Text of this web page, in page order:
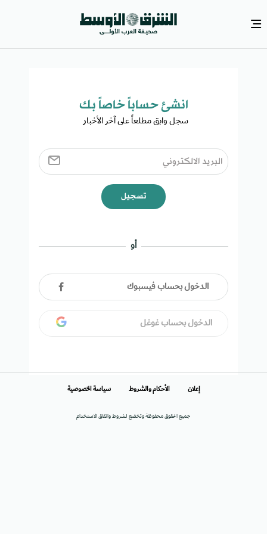
انشئ حساباً خاصاً بك​
سجل وابق مطلعاً على آخر الأخبار ​
تسجيل
أو
الدخول بحساب فيسبوك
الدخول بحساب غوغل
جميع الحقوق محفوظة وتخضع لشروط واتفاق الاستخدام
إعلان الأحكام والشروط سياسة الخصوصية